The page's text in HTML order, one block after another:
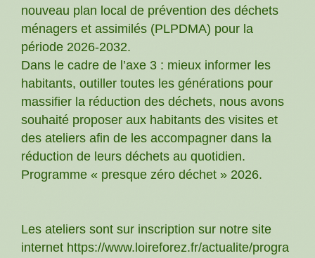
nouveau plan local de prévention des déchets
ménagers et assimilés (PLPDMA) pour la
période 2026-2032.
Dans le cadre de l’axe 3 : mieux informer les
habitants, outiller toutes les générations pour
massifier la réduction des déchets, nous avons
souhaité proposer aux habitants des visites et
des ateliers afin de les accompagner dans la
réduction de leurs déchets au quotidien.
Programme « presque zéro déchet » 2026.
Les ateliers sont sur inscription sur notre site
internet https://www.loireforez.fr/actualite/progra